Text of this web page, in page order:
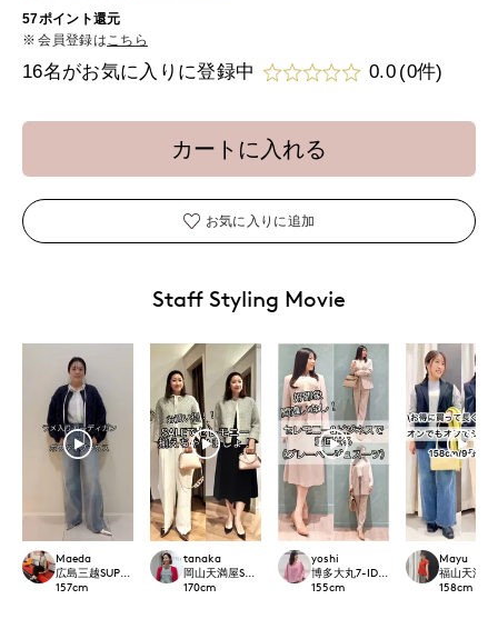
57ポイント還元
会員登録は こちら
16名がお気に入りに登録中 0.0 (0件)
カートに入れる
お気に入りに追加
Staff Styling Movie
Maeda
広島三越SUPERIORCLOSET
157cm
tanaka
岡山天満屋SUPERIORCLOSET
170cm
yoshi
博多大丸7-IDconcept.
155cm
Mayu
福山天満
158cm